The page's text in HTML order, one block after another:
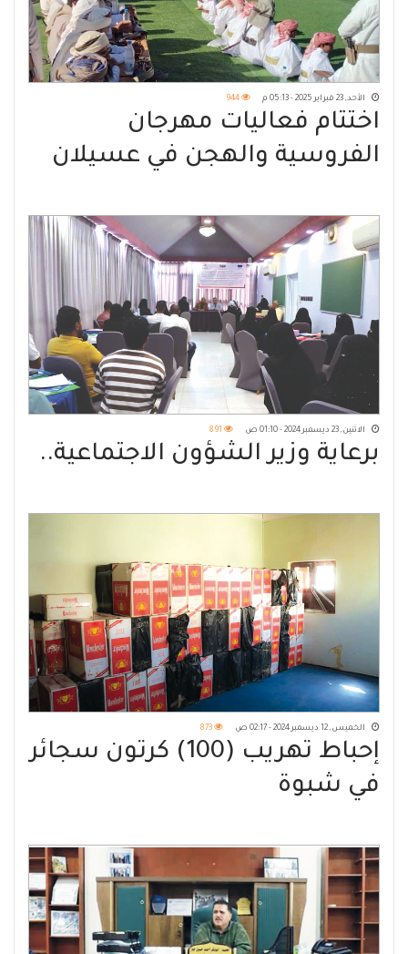
الأحد, 23 فبراير 2025 - 05:13 م 944
اختتام فعاليات مهرجان
الفروسية والهجن في عسيلان
الاثنين, 23 ديسمبر 2024 - 01:10 ص 891
برعاية وزير الشؤون الاجتماعية..
الخميس, 12 ديسمبر 2024 - 02:17 ص 873
إحباط تهريب (100) كرتون سجائر
في شبوة